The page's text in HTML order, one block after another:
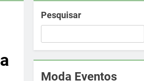
Pesquisar
Moda Eventos